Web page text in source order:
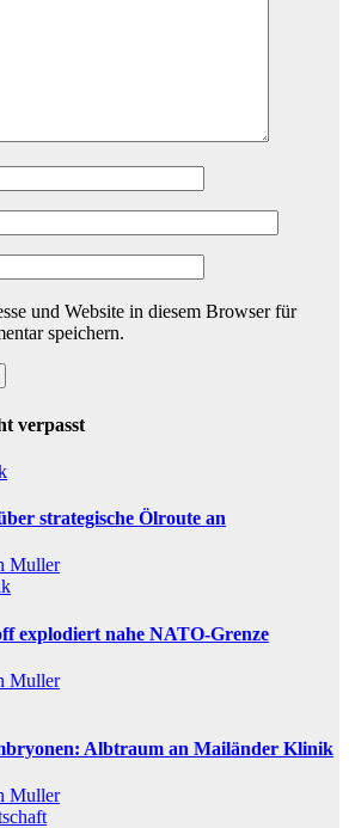
und Website in diesem Browser für
speichern.
verpasst
strategische Ölroute an
Muller
explodiert nahe NATO-Grenze
Muller
Albtraum an Mailänder Klinik
Muller